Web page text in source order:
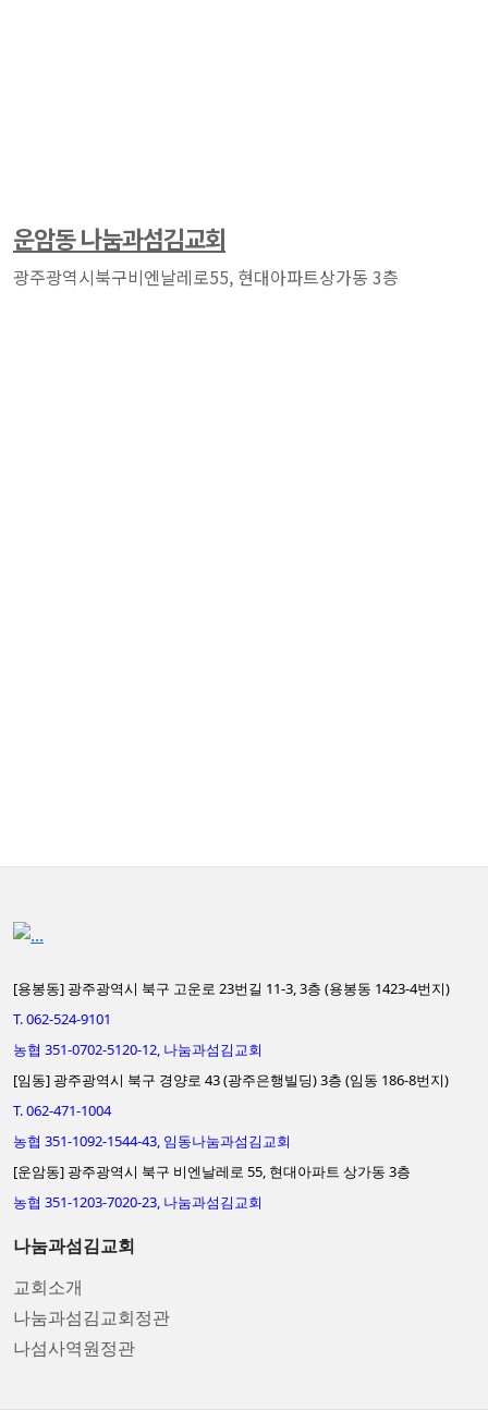
운암동 나눔과섬김교회
광주광역시북구비엔날레로55, 현대아파트상가동 3층
[용봉동] 광주광역시 북구 고운로 23번길 11-3, 3층 (용봉동 1423-4번지)
T. 062-524-9101
농협 351-0702-5120-12, 나눔과섬김교회
[임동] 광주광역시 북구 경양로 43 (광주은행빌딩) 3층 (임동 186-8번지)
T. 062-471-1004
농협 351-1092-1544-43, 임동나눔과섬김교회
[운암동] 광주광역시 북구 비엔날레로 55, 현대아파트 상가동 3층
농협 351-1203-7020-23, 나눔과섬김교회
나눔과섬김교회
교회소개
나눔과섬김교회정관
나섬사역원정관